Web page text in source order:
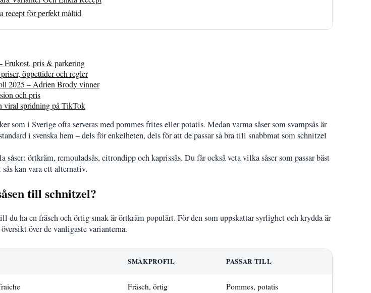
recept för perfekt måltid
pris & parkering
öppettider och regler
2025 – Adrien Brody vinner
och pris
viral spridning på TikTok
som i Sverige ofta serveras med pommes frites eller potatis. Medan varma såser som svampsås är
i svenska hem – dels för enkelheten, dels för att de passar så bra till snabbmat som schnitzel
såser: örtkräm, remouladsås, citrondipp och kaprissås. Du får också veta vilka såser som passar bäst
kan vara ett alternativ.
till schnitzel?
du ha en fräsch och örtig smak är örtkräm populärt. För den som uppskattar syrlighet och krydda är
över de vanligaste varianterna.
SMAKPROFIL PASSAR TILL
Fräsch, örtig Pommes, potatis